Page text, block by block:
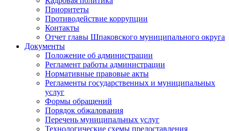
Приоритеты
Противодействие коррупции
Контакты
Отчет главы Шпаковского муниципального округа
Документы
Положение об администрации
Регламент работы администрации
Нормативные правовые акты
Регламенты государственных и муниципальных
услуг
Формы обращений
Порядок обжалования
Перечень муниципальных услуг
Технологические схемы предоставления